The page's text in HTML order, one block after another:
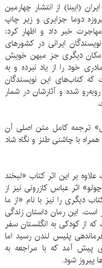
(ایبنا) از انتشار چهارمین
دوما جزایری و زیر چاپ
خبر داد و اظهار کرد:
ایرانی در کشورهای
مکان دیگری جز میهن خویش
خود را از یاد نبرده و به
کتاب‌های این نویسندگان
شده و آثارشان در شمار
ترجمه کامل متن اصلی آن
با چاشنی طنز و نگاه شاد
بر این اثر کتاب «لبخند
اثر عباس کازرونی نیز از
را نیز با نام «از ما
است. این رمان داستان زندگی
از کودکی به انگلستان سفر
پلیس لندن رسید اما
آمد که با مراجعه به
پیروز شود.